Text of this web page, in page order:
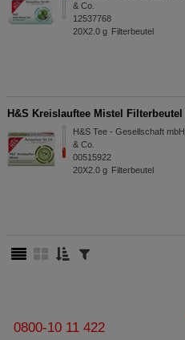
& Co.
12537768
20X2.0 g Filterbeutel
H&S Kreislauftee Mistel Filterbeutel
H&S Tee - Gesellschaft mbH
& Co.
00515922
20X2.0 g Filterbeutel
0800-10 11 422